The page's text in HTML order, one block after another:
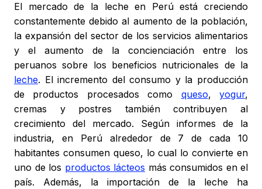
El mercado de la leche en Perú está creciendo
constantemente debido al aumento de la población,
la expansión del sector de los servicios alimentarios
y el aumento de la concienciación entre los
peruanos sobre los beneficios nutricionales de la
leche. El incremento del consumo y la producción
de productos procesados como queso,yogur,
cremas y postres también contribuyen al
crecimiento del mercado. Según informes de la
industria, en Perú alrededor de 7 de cada 10
habitantes consumen queso, lo cual lo convierte en
uno de los productos lácteos más consumidos en el
país. Además, la importación de la leche ha